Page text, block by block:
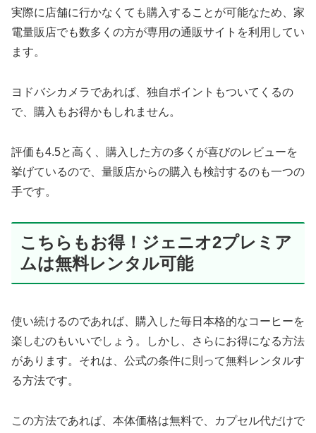
実際に店舗に行かなくても購入することが可能なため、家
電量販店でも数多くの方が専用の通販サイトを利用してい
ます。
ヨドバシカメラであれば、独自ポイントもついてくるの
で、購入もお得かもしれません。
評価も4.5と高く、購入した方の多くが喜びのレビューを
挙げているので、量販店からの購入も検討するのも一つの
手です。
こちらもお得！ジェニオ2プレミア
ムは無料レンタル可能
使い続けるのであれば、購入した毎日本格的なコーヒーを
楽しむのもいいでしょう。しかし、さらにお得になる方法
があります。それは、公式の条件に則って無料レンタルす
る方法です。
この方法であれば、本体価格は無料で、カプセル代だけで